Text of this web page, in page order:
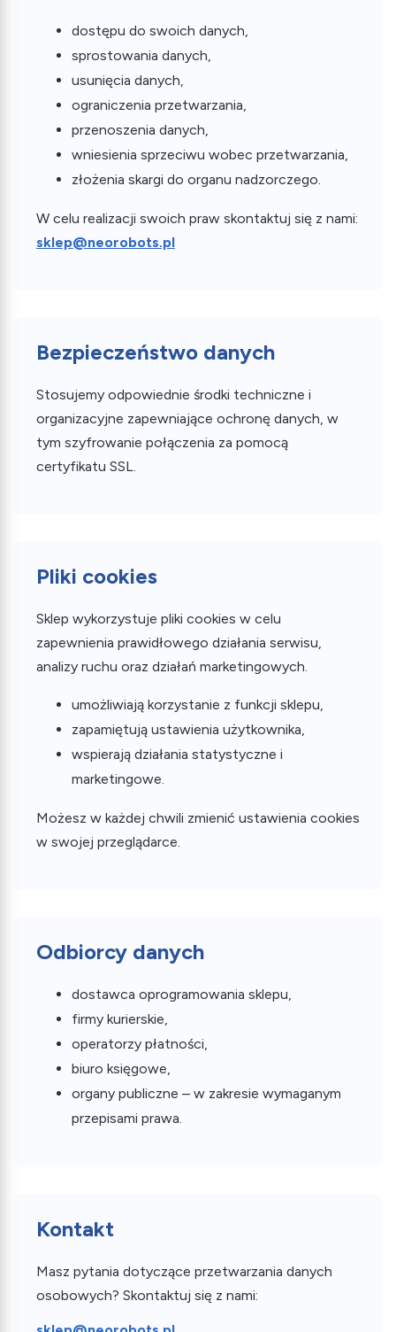
dostępu do swoich danych,
sprostowania danych,
usunięcia danych,
ograniczenia przetwarzania,
przenoszenia danych,
wniesienia sprzeciwu wobec przetwarzania,
złożenia skargi do organu nadzorczego.
W celu realizacji swoich praw skontaktuj się z nami:
sklep@neorobots.pl
Bezpieczeństwo danych
Stosujemy odpowiednie środki techniczne i
organizacyjne zapewniające ochronę danych, w
tym szyfrowanie połączenia za pomocą
certyfikatu SSL.
Pliki cookies
Sklep wykorzystuje pliki cookies w celu
zapewnienia prawidłowego działania serwisu,
analizy ruchu oraz działań marketingowych.
umożliwiają korzystanie z funkcji sklepu,
zapamiętują ustawienia użytkownika,
wspierają działania statystyczne i
marketingowe.
Możesz w każdej chwili zmienić ustawienia cookies
w swojej przeglądarce.
Odbiorcy danych
dostawca oprogramowania sklepu,
firmy kurierskie,
operatorzy płatności,
biuro księgowe,
organy publiczne – w zakresie wymaganym
przepisami prawa.
Kontakt
Masz pytania dotyczące przetwarzania danych
osobowych? Skontaktuj się z nami: